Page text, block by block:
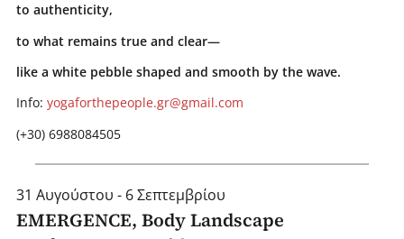
to authenticity,
to what remains true and clear—
like a white pebble shaped and smooth by the wave.
Info: yogaforthepeople.gr@gmail.com
(+30) 6988084505
31 Αυγούστου - 6 Σεπτεμβρίου
EMERGENCE, Body Landscape